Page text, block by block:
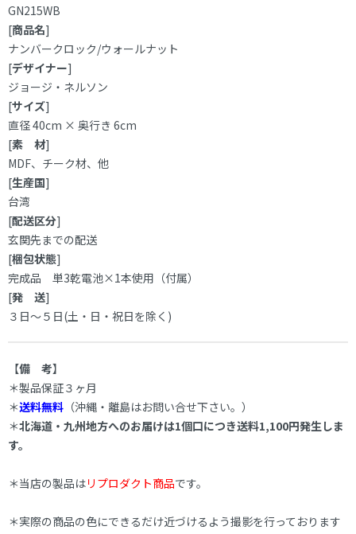
GN215WB
[商品名]
ナンバークロック/ウォールナット
[デザイナー]
ジョージ・ネルソン
[サイズ]
直径 40cm × 奥行き 6cm
[素 材]
MDF、チーク材、他
[生産国]
台湾
[配送区分]
玄関先までの配送
[梱包状態]
完成品 単3乾電池×1本使用（付属）
[発 送]
３日～５日(土・日・祝日を除く)
【備 考】
＊製品保証３ヶ月
＊送料無料 （沖縄・離島はお問い合せ下さい。）
＊北海道・九州地方へのお届けは1個口につき送料1,100円発生しま
す。
＊当店の製品はリプロダクト商品です。
＊実際の商品の色にできるだけ近づけるよう撮影を行っております